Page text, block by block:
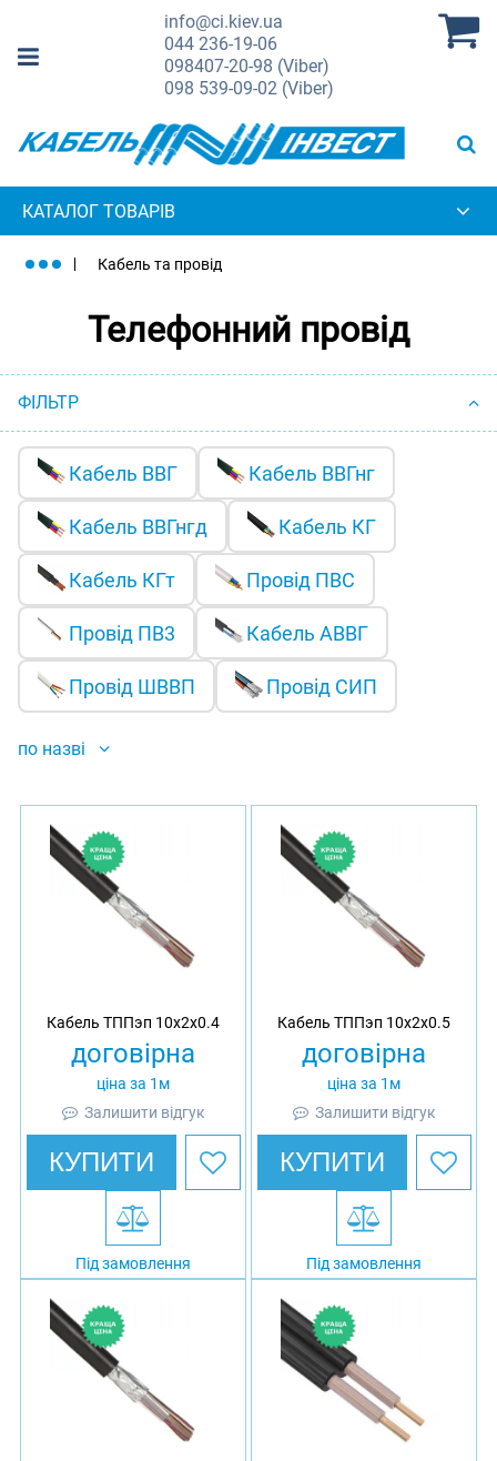
info@ci.kiev.ua
044236-19-06
098407-20-98 (Viber)
098 539-09-02 (Viber)
КАТАЛОГ ТОВАРІВ
Кабель та провід
Телефонний провід
ФІЛЬТР
Кабель ВВГ Кабель ВВГнг
Кабель ВВГнгд Кабель КГ
Кабель КГт Провід ПВС
Провід ПВ3 Кабель АВВГ
Провід ШВВП Провід СИП
по назві
Кабель ТППэп 10х2х0.4
договірна
ціна за 1м
Залишити відгук
КУПИТИ
Під замовлення
Кабель ТППэп 10х2х0.5
договірна
ціна за 1м
Залишити відгук
КУПИТИ
Під замовлення